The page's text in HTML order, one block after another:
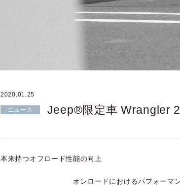
2020.01.25
ニュース Jeep®限定車 Wrangler
本来持つオフロード性能の向上
オンロードにおけるパフォーマン